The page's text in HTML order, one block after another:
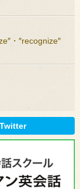
・″recognize″
Twitter